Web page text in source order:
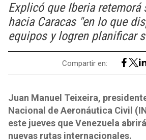
Explicó que Iberia retemorá
hacia Caracas "en lo que
equipos y logren planificar
Compartir en:
Juan Manuel Teixeira,
Nacional de Aeronáutica Civil
este jueves que Venezuela
nuevas rutas internacionales.